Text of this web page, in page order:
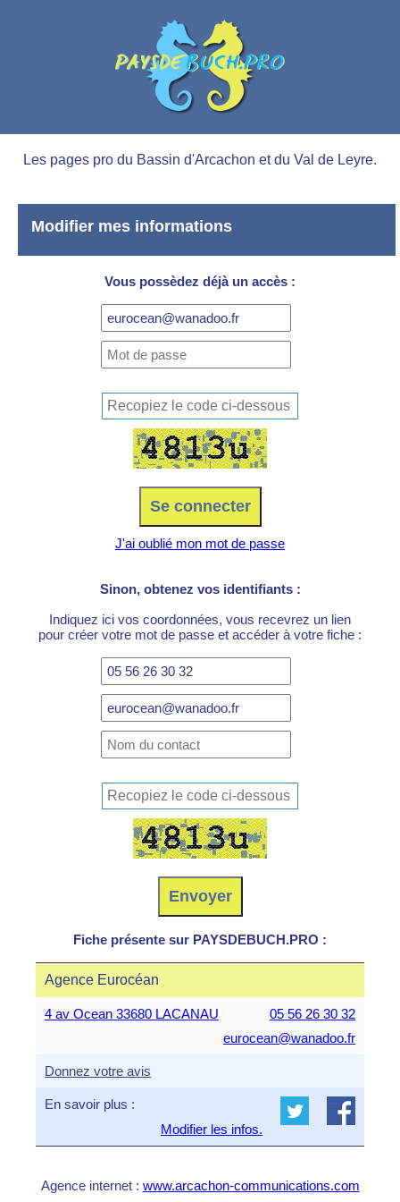
Les pages pro du Bassin d'Arcachon et du Val de Leyre.
Modifier mes informations
Vous possèdez déjà un accès :
J'ai oublié mon mot de passe
Sinon, obtenez vos identifiants :
Indiquez ici vos coordonnées, vous recevrez un lien
pour créer votre mot de passe et accéder à votre fiche :
Fiche présente sur PAYSDEBUCH.PRO :
Agence Eurocéan
4 av Ocean 33680 LACANAU
05 56 26 30 32
eurocean@wanadoo.fr
Donnez votre avis
En savoir plus :
Modifier les infos.
Agence internet : www.arcachon-communications.com